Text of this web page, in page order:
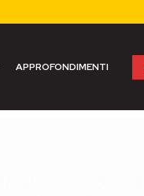
APPROFONDIMENTI